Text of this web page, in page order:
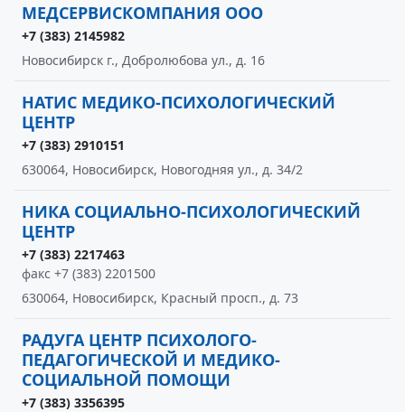
МЕДСЕРВИСКОМПАНИЯ ООО
+7 (383) 2145982
Новосибирск г., Добролюбова ул., д. 16
НАТИС МЕДИКО-ПСИХОЛОГИЧЕСКИЙ
ЦЕНТР
+7 (383) 2910151
630064, Новосибирск, Новогодняя ул., д. 34/2
НИКА СОЦИАЛЬНО-ПСИХОЛОГИЧЕСКИЙ
ЦЕНТР
+7 (383) 2217463
факс +7 (383) 2201500
630064, Новосибирск, Красный просп., д. 73
РАДУГА ЦЕНТР ПСИХОЛОГО-
ПЕДАГОГИЧЕСКОЙ И МЕДИКО-
СОЦИАЛЬНОЙ ПОМОЩИ
+7 (383) 3356395